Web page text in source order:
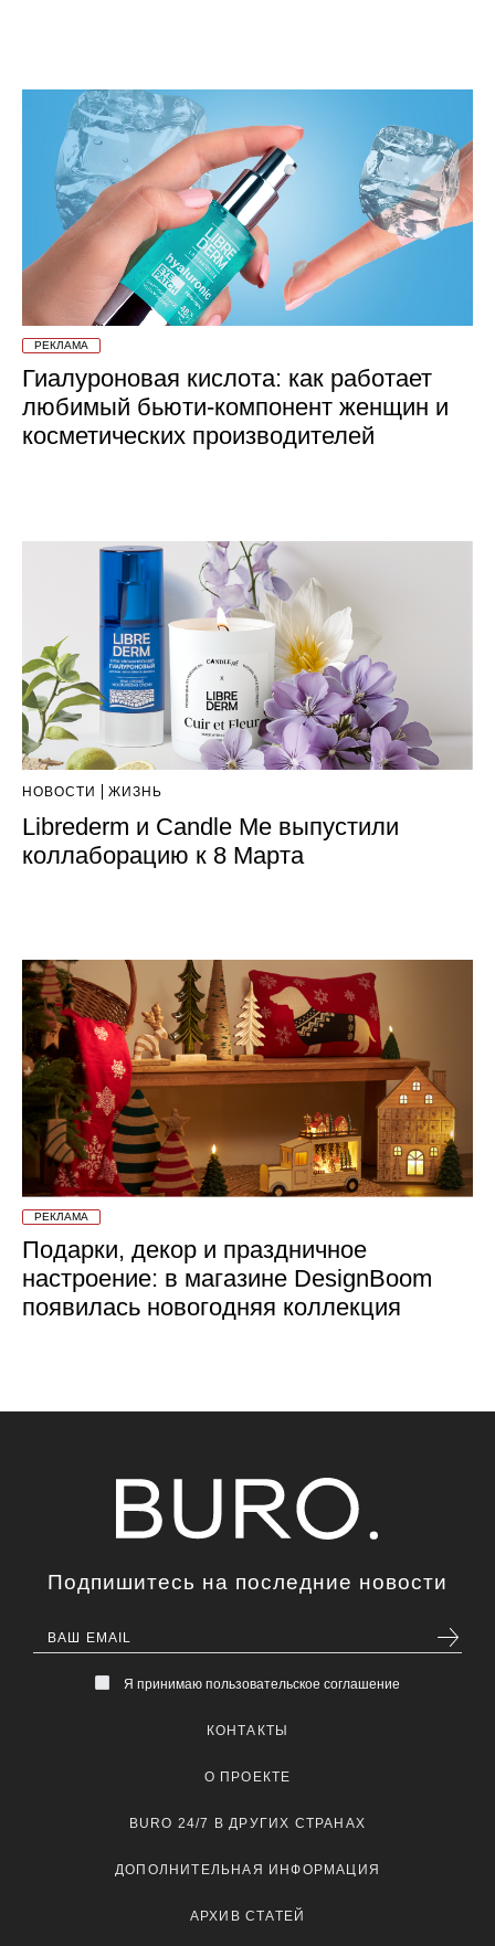
РЕКЛАМА
Гиалуроновая кислота: как работает
любимый бьюти-компонент женщин и
косметических производителей
НОВОСТИ ЖИЗНЬ
Librederm и Candle Me выпустили
коллаборацию к 8 Марта
РЕКЛАМА
Подарки, декор и праздничное
настроение: в магазине DesignBoom
появилась новогодняя коллекция
Подпишитесь на последние новости
Я принимаю пользовательское соглашение
КОНТАКТЫ
О ПРОЕКТЕ
BURO 24/7 В ДРУГИХ СТРАНАХ
ДОПОЛНИТЕЛЬНАЯ ИНФОРМАЦИЯ
АРХИВ СТАТЕЙ